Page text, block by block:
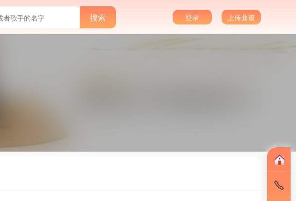
上传曲谱
登录